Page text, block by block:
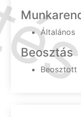
Általános
Beosztás
Beosztott